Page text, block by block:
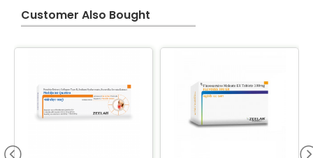
Customer Also Bought